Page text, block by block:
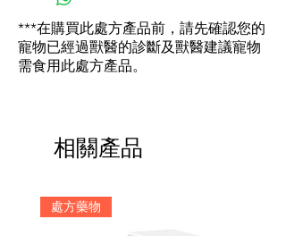
質，有效將食物過敏徵狀的形
成減至最低
配方不含完整動物蛋白，避免
脂肪，有助減輕腸胃功能負擔
加入更多奧米加3和6脂肪酸，
添加抗氧化劑，有助維持健康
***在購買此處方產品前，請先確認您的
寵物已經過獸醫的診斷及獸醫建議寵物
需食用此處方產品。
相關產品
處方藥物